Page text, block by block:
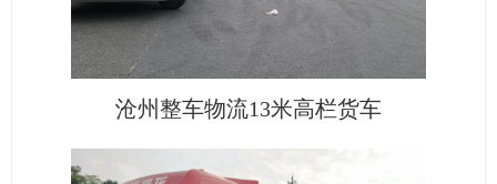
沧州整车物流13米高栏货车